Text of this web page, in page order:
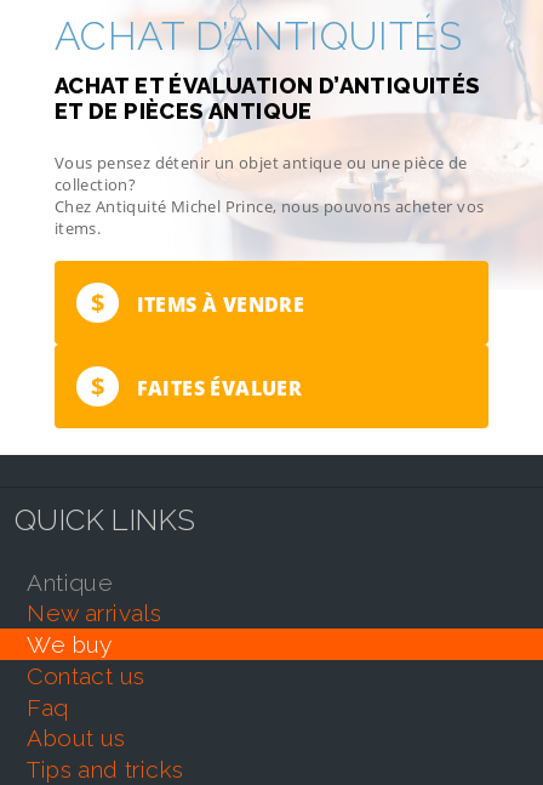
ACHAT D’ANTIQUITÉS
ACHAT ET ÉVALUATION D’ANTIQUITÉS
ET DE PIÈCES ANTIQUE
Vous pensez détenir un objet antique ou une pièce de
collection?
Chez Antiquité Michel Prince, nous pouvons acheter vos
items.
$ ITEMS À VENDRE
$ FAITES ÉVALUER
QUICK LINKS
antique
new arrivals
we buy
contact us
faq
about us
tips and tricks